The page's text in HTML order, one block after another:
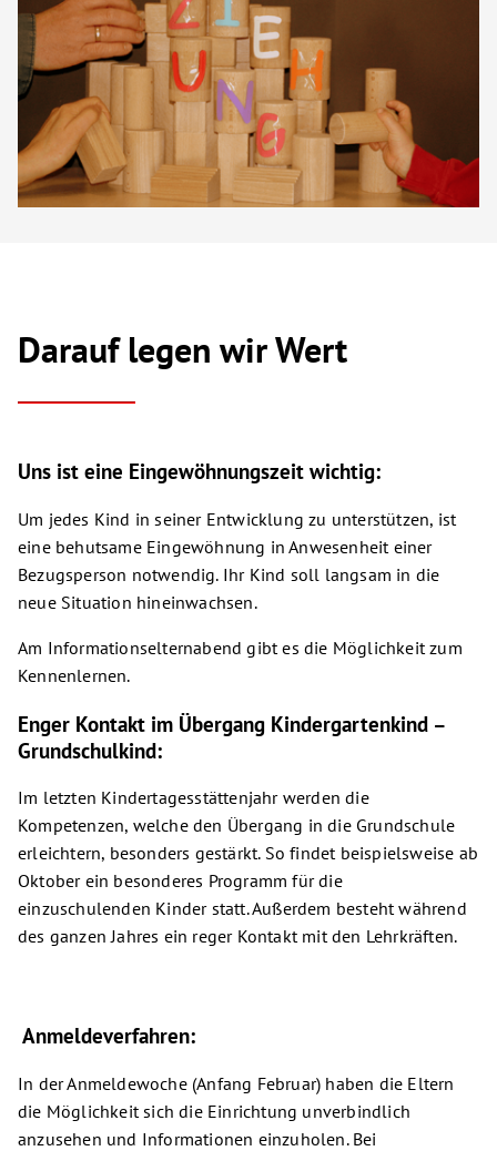
Darauf legen wir Wert
Uns ist eine Eingewöhnungszeit wichtig:
Um jedes Kind in seiner Entwicklung zu unterstützen, ist
eine behutsame Eingewöhnung in Anwesenheit einer
Bezugsperson notwendig. Ihr Kind soll langsam in die
neue Situation hineinwachsen.
Am Informationselternabend gibt es die Möglichkeit zum
Kennenlernen.
Enger Kontakt im Übergang Kindergartenkind –
Grundschulkind:
Im letzten Kindertagesstättenjahr werden die
Kompetenzen, welche den Übergang in die Grundschule
erleichtern, besonders gestärkt. So findet beispielsweise ab
Oktober ein besonderes Programm für die
einzuschulenden Kinder statt. Außerdem besteht während
des ganzen Jahres ein reger Kontakt mit den Lehrkräften.
Anmeldeverfahren:
In der Anmeldewoche (Anfang Februar) haben die Eltern
die Möglichkeit sich die Einrichtung unverbindlich
anzusehen und Informationen einzuholen. Bei